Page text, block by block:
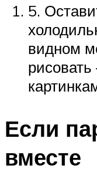
5.
видном
Если
вместе